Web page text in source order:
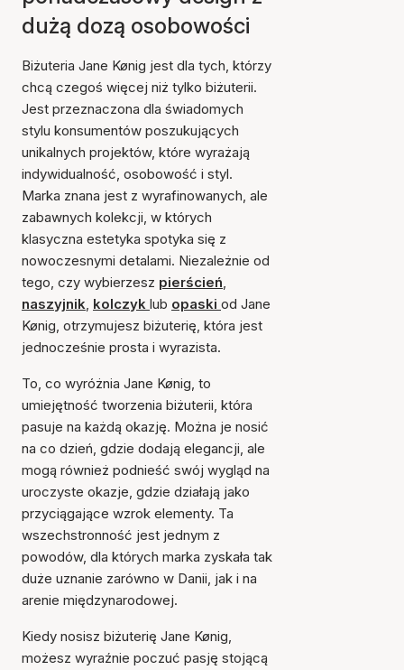
dużą dozą osobowości
Biżuteria Jane Kønig jest dla tych, którzy
chcą czegoś więcej niż tylko biżuterii.
Jest przeznaczona dla świadomych
stylu konsumentów poszukujących
unikalnych projektów, które wyrażają
indywidualność, osobowość i styl.
Marka znana jest z wyrafinowanych, ale
zabawnych kolekcji, w których
klasyczna estetyka spotyka się z
nowoczesnymi detalami. Niezależnie od
tego, czy wybierzesz pierścień,
naszyjnik, kolczyk lub opaski od Jane
Kønig, otrzymujesz biżuterię, która jest
jednocześnie prosta i wyrazista.
To, co wyróżnia Jane Kønig, to
umiejętność tworzenia biżuterii, która
pasuje na każdą okazję. Można je nosić
na co dzień, gdzie dodają elegancji, ale
mogą również podnieść swój wygląd na
uroczyste okazje, gdzie działają jako
przyciągające wzrok elementy. Ta
wszechstronność jest jednym z
powodów, dla których marka zyskała tak
duże uznanie zarówno w Danii, jak i na
arenie międzynarodowej.
Kiedy nosisz biżuterię Jane Kønig,
możesz wyraźnie poczuć pasję stojącą